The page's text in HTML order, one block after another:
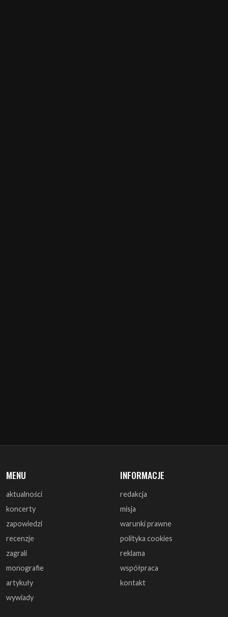
aktualności
zapowiedzi
recenzje
zagrali
monografie
artykuły
wywiady
redakcja
warunki prawne
polityka cookies
reklama
współpraca
kontakt
DOŁĄCZ DO NAS